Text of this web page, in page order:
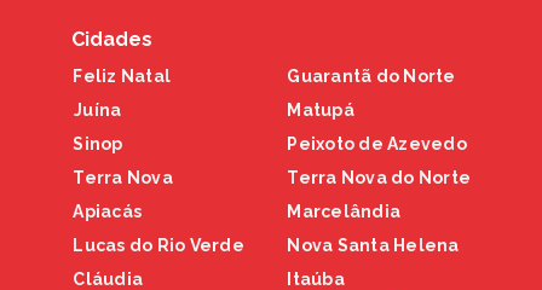
Cidades
Feliz Natal
Juína
Sinop
Terra Nova
Apiacás
Lucas do Rio Verde
Cláudia
Guarantã do Norte
Matupá
Peixoto de Azevedo
Terra Nova do Norte
Marcelândia
Nova Santa Helena
Itaúba